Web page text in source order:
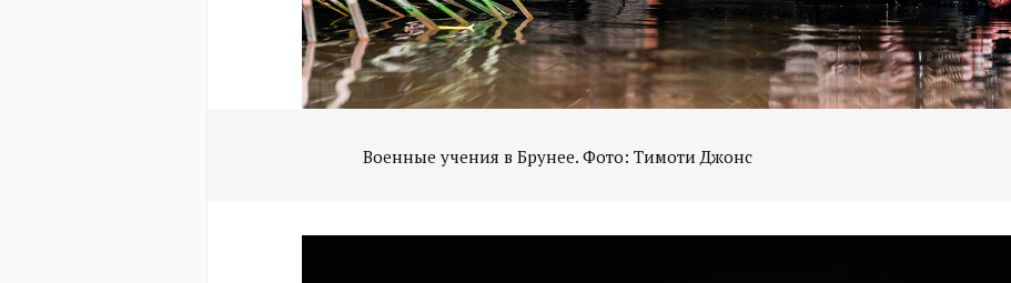
Военные учения в Брунее. Фото: Тимоти Джонс